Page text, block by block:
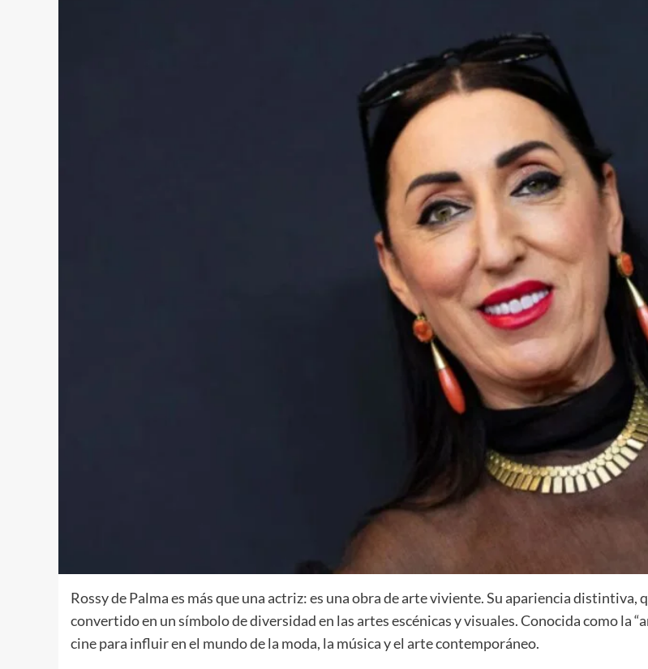
Rossy de Palma es más que una actriz: es una obra de arte viviente. Su apariencia distintiva,
convertido en un símbolo de diversidad en las artes escénicas y visuales. Conocida como la
cine para influir en el mundo de la moda, la música y el arte contemporáneo.